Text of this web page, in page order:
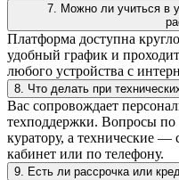
7. Можно ли учиться в
Платформа доступна
удобный график и
любого устройства с
8. Что делать при
Вас сопровождает
техподдержки. Вопросы по
куратору, а технические —
кабинет или по телефону.
9. Есть ли рассрочка или